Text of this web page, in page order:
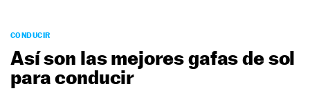
PODCAST
MOTOS
TECNOLOGÍA
SUPERCOCHES
CONDUCIR
Así son las mejores gafas de sol
para conducir